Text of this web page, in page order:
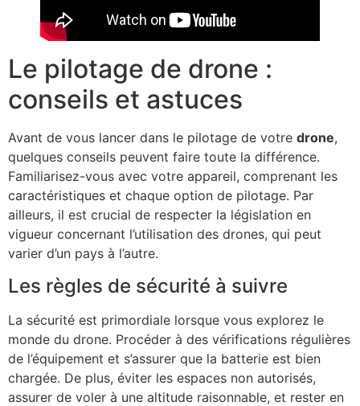
Le pilotage de drone :
conseils et astuces
Avant de vous lancer dans le pilotage de votre drone,
quelques conseils peuvent faire toute la différence.
Familiarisez-vous avec votre appareil, comprenant les
caractéristiques et chaque option de pilotage. Par
ailleurs, il est crucial de respecter la législation en
vigueur concernant l’utilisation des drones, qui peut
varier d’un pays à l’autre.
Les règles de sécurité à suivre
La sécurité est primordiale lorsque vous explorez le
monde du drone. Procéder à des vérifications régulières
de l’équipement et s’assurer que la batterie est bien
chargée. De plus, éviter les espaces non autorisés,
assurer de voler à une altitude raisonnable, et rester en